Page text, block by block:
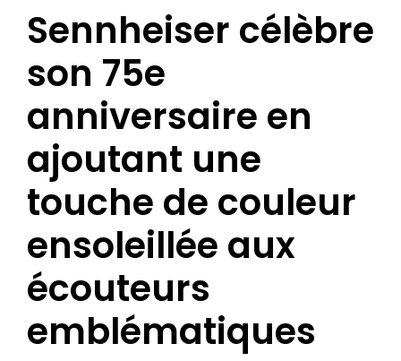
Sennheiser célèbre
son 75e
anniversaire en
ajoutant une
touche de couleur
ensoleillée aux
écouteurs
emblématiques